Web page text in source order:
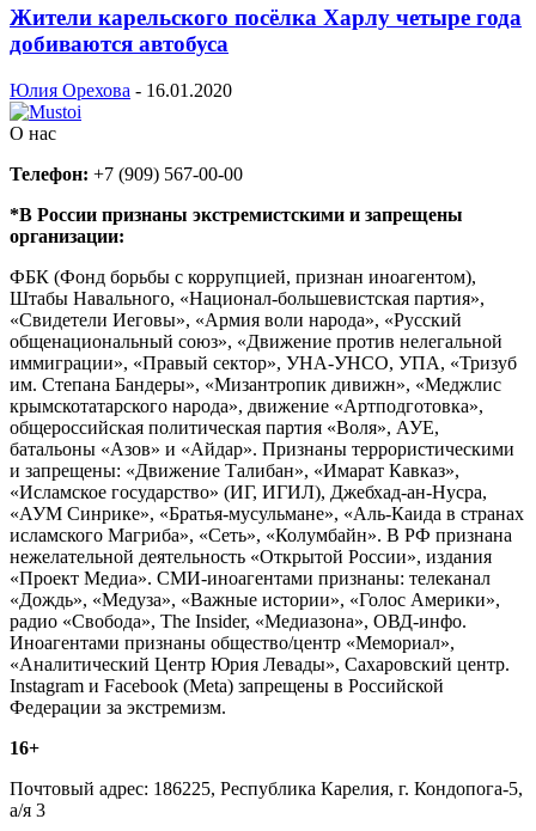
Жители карельского посёлка Харлу четыре года
добиваются автобуса
Юлия Орехова - 16.01.2020
О нас
Телефон: +7 (909) 567-00-00
*В России признаны экстремистскими и запрещены
организации:
ФБК (Фонд борьбы с коррупцией, признан иноагентом),
Штабы Навального, «Национал-большевистская партия»,
«Свидетели Иеговы», «Армия воли народа», «Русский
общенациональный союз», «Движение против нелегальной
иммиграции», «Правый сектор», УНА-УНСО, УПА, «Тризуб
им. Степана Бандеры», «Мизантропик дивижн», «Меджлис
крымскотатарского народа», движение «Артподготовка»,
общероссийская политическая партия «Воля», АУЕ,
батальоны «Азов» и «Айдар». Признаны террористическими
и запрещены: «Движение Талибан», «Имарат Кавказ»,
«Исламское государство» (ИГ, ИГИЛ), Джебхад-ан-Нусра,
«АУМ Синрике», «Братья-мусульмане», «Аль-Каида в странах
исламского Магриба», «Сеть», «Колумбайн». В РФ признана
нежелательной деятельность «Открытой России», издания
«Проект Медиа». СМИ-иноагентами признаны: телеканал
«Дождь», «Медуза», «Важные истории», «Голос Америки»,
радио «Свобода», The Insider, «Медиазона», ОВД-инфо.
Иноагентами признаны общество/центр «Мемориал»,
«Аналитический Центр Юрия Левады», Сахаровский центр.
Instagram и Facebook (Metа) запрещены в Российской
Федерации за экстремизм.
16+
Почтовый адрес: 186225, Республика Карелия, г. Кондопога-5,
а/я 3